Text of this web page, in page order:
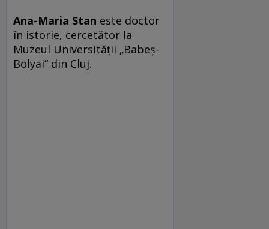
Ana-Maria Stan este doctor
în istorie, cercetător la
Muzeul Universităţii „Babeş-
Bolyai“ din Cluj.